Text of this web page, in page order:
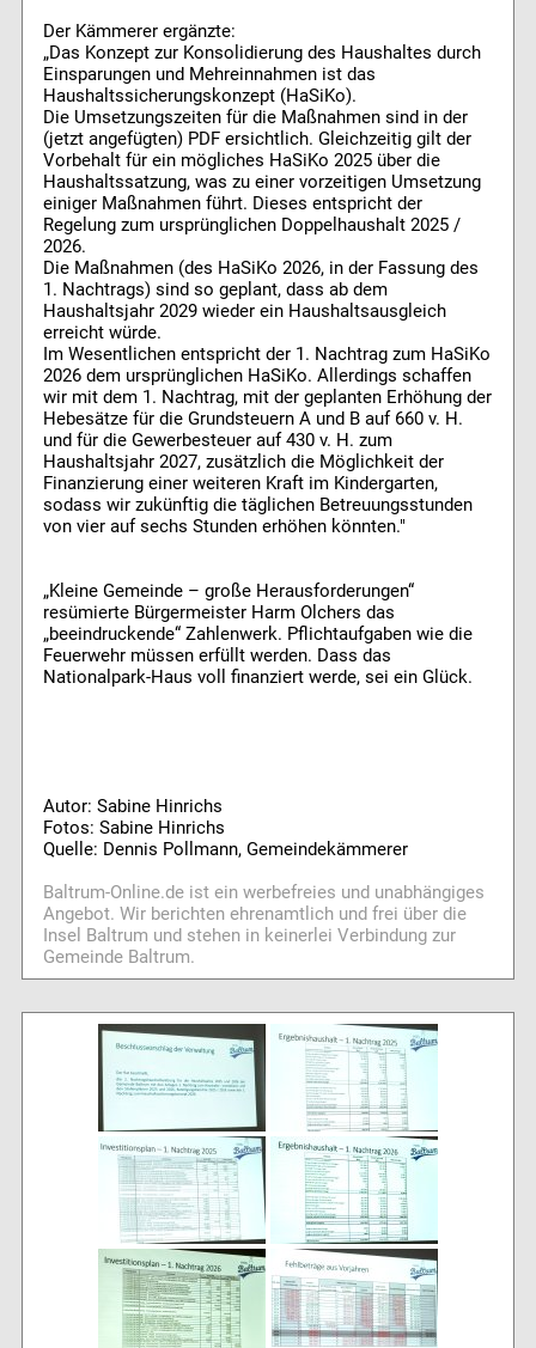
Der Kämmerer ergänzte:
„Das Konzept zur Konsolidierung des Haushaltes durch
Einsparungen und Mehreinnahmen ist das
Haushaltssicherungskonzept (HaSiKo).
Die Umsetzungszeiten für die Maßnahmen sind in der
(jetzt angefügten) PDF ersichtlich. Gleichzeitig gilt der
Vorbehalt für ein mögliches HaSiKo 2025 über die
Haushaltssatzung, was zu einer vorzeitigen Umsetzung
einiger Maßnahmen führt. Dieses entspricht der
Regelung zum ursprünglichen Doppelhaushalt 2025 /
2026.
Die Maßnahmen (des HaSiKo 2026, in der Fassung des
1. Nachtrags) sind so geplant, dass ab dem
Haushaltsjahr 2029 wieder ein Haushaltsausgleich
erreicht würde.
Im Wesentlichen entspricht der 1. Nachtrag zum HaSiKo
2026 dem ursprünglichen HaSiKo. Allerdings schaffen
wir mit dem 1. Nachtrag, mit der geplanten Erhöhung der
Hebesätze für die Grundsteuern A und B auf 660 v. H.
und für die Gewerbesteuer auf 430 v. H. zum
Haushaltsjahr 2027, zusätzlich die Möglichkeit der
Finanzierung einer weiteren Kraft im Kindergarten,
sodass wir zukünftig die täglichen Betreuungsstunden
von vier auf sechs Stunden erhöhen könnten."
„Kleine Gemeinde – große Herausforderungen“
resümierte Bürgermeister Harm Olchers das
„beeindruckende“ Zahlenwerk. Pflichtaufgaben wie die
Feuerwehr müssen erfüllt werden. Dass das
Nationalpark-Haus voll finanziert werde, sei ein Glück.
Autor: Sabine Hinrichs
Fotos: Sabine Hinrichs
Quelle: Dennis Pollmann, Gemeindekämmerer
Baltrum-Online.de ist ein werbefreies und unabhängiges
Angebot. Wir berichten ehrenamtlich und frei über die
Insel Baltrum und stehen in keinerlei Verbindung zur
Gemeinde Baltrum.